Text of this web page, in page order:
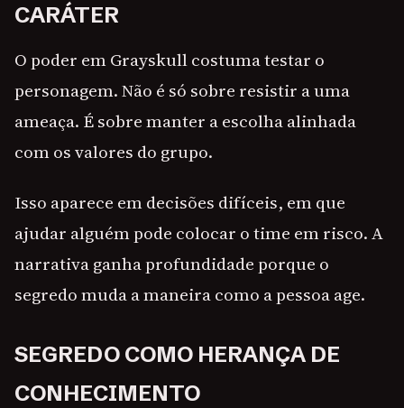
CARÁTER
O poder em Grayskull costuma testar o
personagem. Não é só sobre resistir a uma
ameaça. É sobre manter a escolha alinhada
com os valores do grupo.
Isso aparece em decisões difíceis, em que
ajudar alguém pode colocar o time em risco. A
narrativa ganha profundidade porque o
segredo muda a maneira como a pessoa age.
SEGREDO COMO HERANÇA DE
CONHECIMENTO